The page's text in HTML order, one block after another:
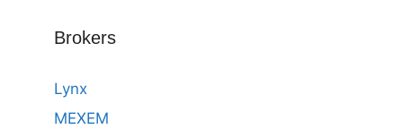
Brokers
Lynx
MEXEM